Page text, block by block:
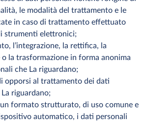
le modalità del trattamento e le
in caso di trattamento effettuato
strumenti elettronici;
l’integrazione, la rettifica, la
o la trasformazione in forma anonima
che La riguardano;
opporsi al trattamento dei dati
riguardano;
formato strutturato, di uso comune e
automatico, i dati personali